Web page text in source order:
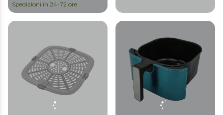
Spedizioni in 24-72 ore